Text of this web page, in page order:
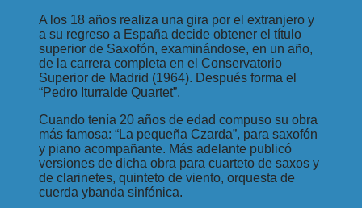
A los 18 años realiza una gira por el extranjero y
a su regreso a España decide obtener el título
superior de Saxofón, examinándose, en un año,
de la carrera completa en el Conservatorio
Superior de Madrid (1964). Después forma el
“Pedro Iturralde Quartet”.
Cuando tenía 20 años de edad compuso su obra
más famosa: “La pequeña Czarda”, para saxofón
y piano acompañante. Más adelante publicó
versiones de dicha obra para cuarteto de saxos y
de clarinetes, quinteto de viento, orquesta de
cuerda ybanda sinfónica.